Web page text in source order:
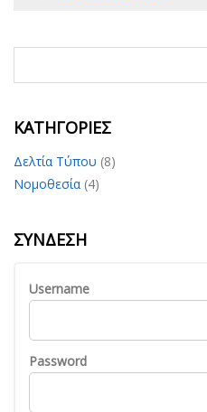
KΑΤΗΓΟΡΊΕΣ
Δελτία Τύπου (8)
Νομοθεσία (4)
ΣΎΝΔΕΣΗ
Username
Password